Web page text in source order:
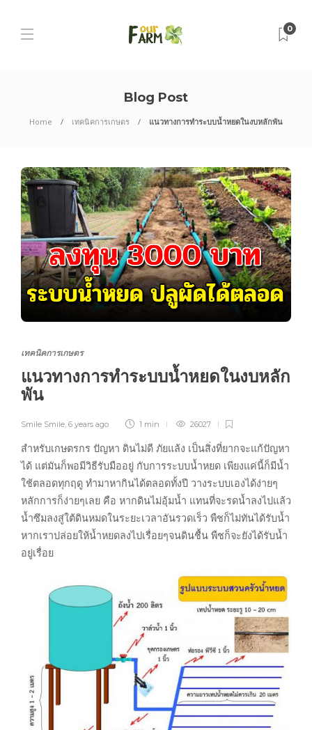
0
Blog Post
Home เทคนิคการเกษตร แนวทางการทำระบบน้ำหยดในงบหลักพัน
เทคนิคการเกษตร
แนวทางการทำระบบน้ำหยดในงบหลัก
พัน
Smile Smile 6 years ago 1 min 26027
สำหรับเกษตรกร ปัญหา ดินไม่ดี ภัยแล้ง เป็นสิ่งที่ยากจะแก้ปัญหา
ได้ แต่มันก็พอมีวิธีรับมืออยู่ กับการระบบน้ำหยด เพียงแค่นี้ก็มีน้ำ
ใช้ตลอดทุกฤดู ทำมาหากินได้ตลอดทั้งปี วางระบบเองได้ง่ายๆ
หลักการก็ง่ายๆเลย คือ หากดินไม่อุ้มน้ำ แทนที่จะรดน้ำลงไปแล้ว
น้ำซึมลงสู่ใต้ดินหมดในระยะเวลาอันรวดเร็ว พืชก็ไม่ทันได้รับน้ำ
หากเราปล่อยให้น้ำหยดลงไปเรื่อยๆจนดินชื้น พืชก็จะยังได้รับน้ำ
อยู่เรื่อย